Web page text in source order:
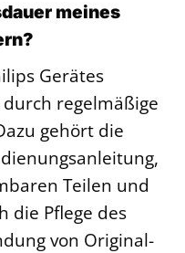
meines
Gerätes
regelmäßige
gehört die
Teilen und
die Pflege des
von Original-